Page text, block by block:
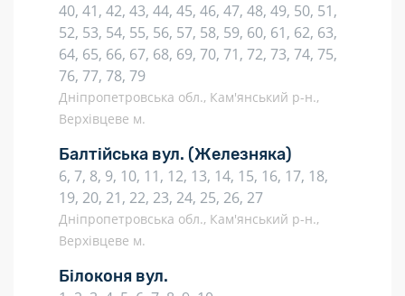
40, 41, 42, 43, 44, 45, 46, 47, 48, 49, 50, 51,
52, 53, 54, 55, 56, 57, 58, 59, 60, 61, 62, 63,
64, 65, 66, 67, 68, 69, 70, 71, 72, 73, 74, 75,
76, 77, 78, 79
Дніпропетровська обл., Кам'янський р-н.,
Верхівцеве м.
Балтійська вул. (Железняка)
6, 7, 8, 9, 10, 11, 12, 13, 14, 15, 16, 17, 18,
19, 20, 21, 22, 23, 24, 25, 26, 27
Дніпропетровська обл., Кам'янський р-н.,
Верхівцеве м.
Білоконя вул.